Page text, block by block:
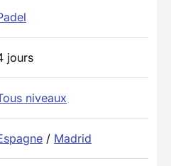
jours
niveaux
/ Madrid